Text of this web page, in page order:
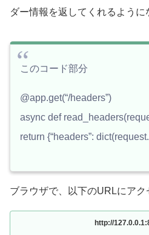
ダー情報を返してくれるように
このコード部分
@app.get(“/headers”)
async def
return {“headers”:
ブラウザで、以下のURLにアク
http://